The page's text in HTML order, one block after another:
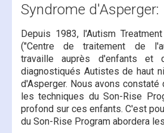
Syndrome d'Asperger:
Depuis 1983, l'Autism
("Centre de traitement de
travaille auprès d'enfants et
diagnostiqués Autistes de haut
d'Asperger. Nous avons
les techniques du Son-Rise
profond sur ces enfants. C'est
du Son-Rise Program abordera